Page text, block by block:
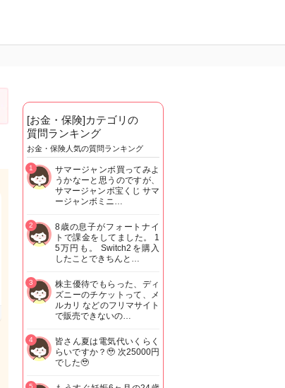
[お金・保険]カテゴリの
質問ランキング
お金・保険人気の質問ランキング
サマージャンボ買ってみよ
うかなーと思うのですが、
サマージャンボ宝くじ サマ
ージャンボミニ…
1
8歳の息子がフォートナイ
トで課金をしてました。 1
5万円も。 Switch2を購入
したことできちんと…
2
株主優待でもらった、ディ
ズニーのチケットって、メ
ルカリ などのフリマサイト
で販売できないの…
3
皆さん夏は電気代いくらく
らいですか？🥹 次25000円
でした🥹
4
5